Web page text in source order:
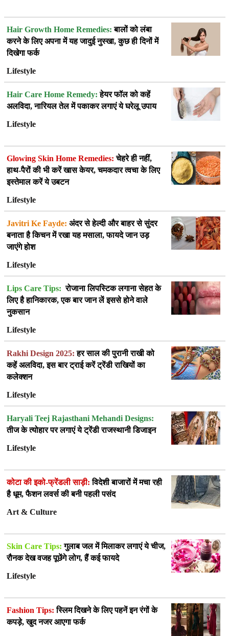
Hair Growth Home Remedies: बालों को लंबा
करने के लिए अपना में यह जादुई नुस्खा, कुछ ही दिनों में
दिखेगा फर्क
Lifestyle
Hair Care Home Remedy: हेयर फॉल को कहें
अलविदा, नारियल तेल में पकाकर लगाएं ये घरेलू उपाय
Lifestyle
Glowing Skin Home Remedies: चेहरे ही नहीं,
हाथ-पैरों की भी करें खास केयर, चमकदार त्वचा के लिए
इस्तेमाल करें ये उबटन
Lifestyle
Javitri Ke Fayde: अंदर से हेल्दी और बाहर से सुंदर
बनाता है किचन में रखा यह मसाला, फायदे जान उड़
जाएंगे होश
Lifestyle
Lips Care Tips: रोजाना लिपस्टिक लगाना सेहत के
लिए है हानिकारक, एक बार जान लें इससे होने वाले
नुकसान
Lifestyle
Rakhi Design 2025: हर साल की पुरानी राखी को
कहें अलविदा, इस बार ट्राई करें ट्रेंडी राखियों का
कलेक्शन
Lifestyle
Haryali Teej Rajasthani Mehandi Designs:
तीज के त्योहार पर लगाएं ये ट्रेंडी राजस्थानी डिजाइन
Lifestyle
कोटा की इको-फ्रेंडली साड़ी: विदेशी बाजारों में मचा रही
है धूम, फैशन लवर्स की बनी पहली पसंद
Art & Culture
Skin Care Tips: गुलाब जल में मिलाकर लगाएं ये चीज,
रौनक देख वजह पूछेंगे लोग, हैं कई फायदे
Lifestyle
Fashion Tips: स्लिम दिखने के लिए पहनें इन रंगों के
कपड़े, खुद नजर आएगा फर्क